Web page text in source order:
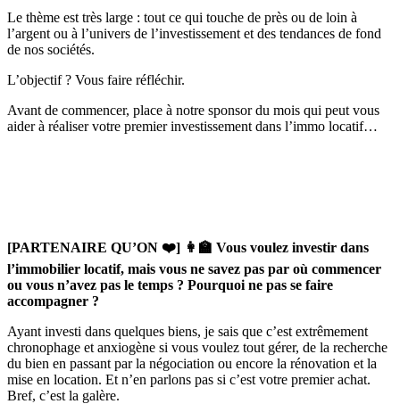
Le thème est très large : tout ce qui touche de près ou de loin à
l’argent ou à l’univers de l’investissement et des tendances de fond
de nos sociétés.
L’objectif ? Vous faire réfléchir.
Avant de commencer, place à notre sponsor du mois qui peut vous
aider à réaliser votre premier investissement dans l’immo locatif…
[PARTENAIRE QU’ON ❤️] 👩‍🏫 Vous voulez investir dans
l’immobilier locatif, mais vous ne savez pas par où commencer
ou vous n’avez pas le temps ? Pourquoi ne pas se faire
accompagner ?
Ayant investi dans quelques biens, je sais que c’est extrêmement
chronophage et anxiogène si vous voulez tout gérer, de la recherche
du bien en passant par la négociation ou encore la rénovation et la
mise en location. Et n’en parlons pas si c’est votre premier achat.
Bref, c’est la galère.